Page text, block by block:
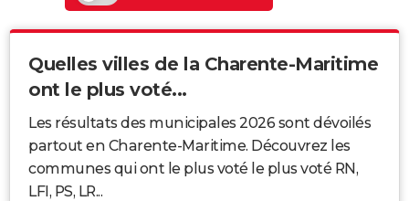
Quelles villes de la Charente-Maritime
ont le plus voté...
Les résultats des municipales 2026 sont dévoilés
partout en Charente-Maritime. Découvrez les
communes qui ont le plus voté le plus voté RN,
LFI, PS, LR...